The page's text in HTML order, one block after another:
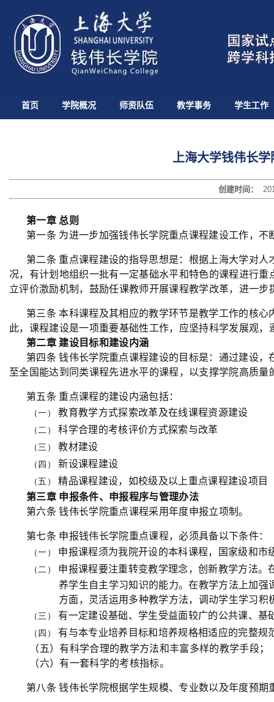
首页 学院概况 师资队伍 教学事务 学生工作
上海大学钱伟长
创建时间：
第一章 总则
第一条 为进一步加强钱伟长学院重点课程建设工作，
第二条 重点课程建设的指导思想是：根据上海大学对
况，有计划地组织一批有一定基础水平和特色的课程进行
立评价激励机制，鼓励任课教师开展课程教学改革，进一步
第三条 本科课程及其相应的教学环节是教学工作的核
此，课程建设是一项重要基础性工作，应坚持科学发展观
第二章 建设目标和建设内涵
第四条 钱伟长学院重点课程建设的目标是：通过建设
至全国能达到同类课程先进水平的课程，以支撑学院高质量
第五条 重点课程的建设内涵包括：
（一） 教育教学方式探索改革及在线课程资源建设
（二） 科学合理的考核评价方式探索与改革
（三） 教材建设
（四） 新设课程建设
（五）
精品课程建设，如校级及以上重点课程建设项目
第三章 申报条件、申报程序与管理办法
第六条 钱伟长学院重点课程采用年度申报立项制。
第七条 申报钱伟长学院重点课程，必须具备以下条件：
（一） 申报课程须为我院开设的本科课程，国家级和
（二）
申报课程要注重转变教学理念，创新教学方法
养学生自主学习知识的能力。在教学方法上加
方面，灵活运用多种教学方法，调动学生学习
（三） 有一定建设基础、学生受益面较广的公共课、
（四）
有与本专业培养目标和培养规格相适应的完整规
（五）有科学合理的教学方法和丰富多样的教学手段；
（六）有一套科学的考核指标。
第八条 钱伟长学院根据学生规模、专业数以及年度预